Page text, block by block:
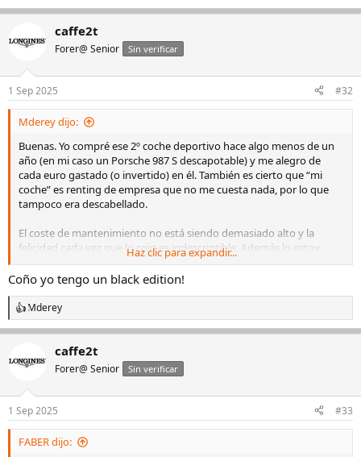
e
c
e
s
caffe2t
Forer@ Senior Sin verificar
1 Sep 2025 #32
Mderey dijo:
Buenas. Yo compré ese 2º coche deportivo hace algo menos de un
año (en mi caso un Porsche 987 S descapotable) y me alegro de
cada euro gastado (o invertido) en él. También es cierto que “mi
coche” es renting de empresa que no me cuesta nada, por lo que
tampoco era descabellado.
El coste de mantenimiento no está siendo demasiado alto y la
felicidad cada vez que lo cojo es indescriptible. Además lo estoy
usando mucho más de lo que pensaba (mi idea era solo para fin de
semana, pero al final lo estoy cogiendo 3-4 veces cada semana) y lo
estoy aprovechando muchísimo.
Si te lo puedes permitir, hazlo. Sino algún día será demasiado
tarde…y en general este tipo de coches, y más de segunda mano,
no pierden valor si tienes que venderlo en un par de años. Y que te
quiten lo bailado!!
Ver el archivos adjunto 3331436
Haz clic para expandir...
Coño yo tengo un black edition!
R
e
c
e
s
Mderey
caffe2t
Forer@ Senior Sin verificar
1 Sep 2025 #33
FABER dijo: